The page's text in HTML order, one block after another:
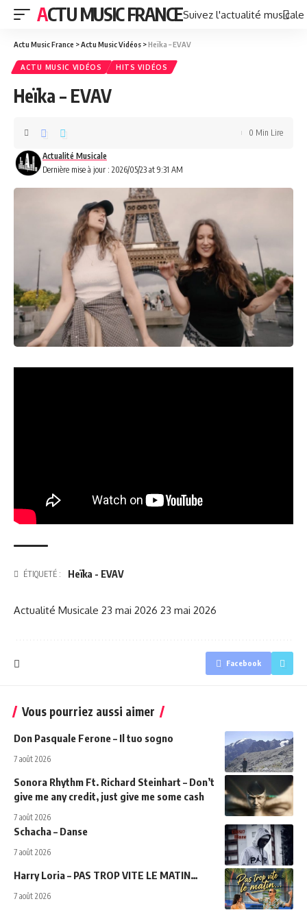
ACTU MUSIC FRANCESuivez l'actualité
Actu Music France >Actu Music Vidéos >Heïka – EVAV
ACTU MUSIC VIDÉOS HITS VIDÉOS
Heïka – EVAV
Dernière mise à jour : 2026/05/23 at 9:31 AM
Actualité Musicale
0 Min Lire
ÉTIQUETÉ : Heïka - EVAV
Actualité Musicale 23 mai 2026 23 mai 2026
Facebook
Vous pourriez aussi aimer
Don Pasquale Ferone – Il tuo sogno
7 août 2026
Sonora Rhythm Ft. Richard Steinhart – Don’t
give me any credit, just give me some cash
7 août 2026
Schacha – Danse
7 août 2026
Harry Loria – PAS TROP VITE LE MATIN…
7 août 2026